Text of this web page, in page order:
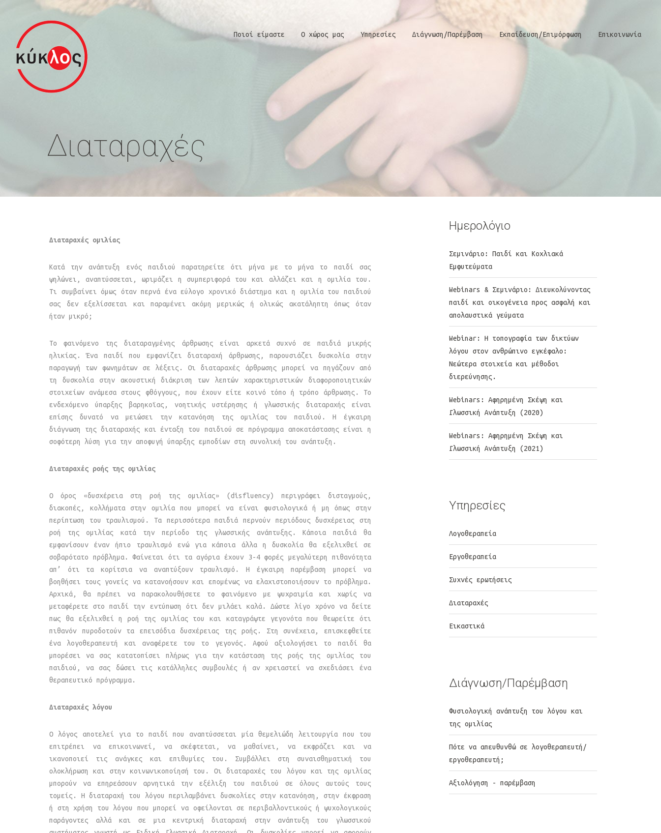
Ποιοί είμαστε Ο χώρος μας Υπηρεσίες Διάγνωση/Παρέμβαση Εκπαίδευση/Επιμόρφωση Επικοινωνία
Διαταραχές
Διαταραχές ομιλίας
Κατά την ανάπτυξη ενός παιδιού παρατηρείτε ότι μήνα με το μήνα το παιδί σας
ψηλώνει, αναπτύσσεται, ωριμάζει η συμπεριφορά του και αλλάζει και η ομιλία του.
Τι συμβαίνει όμως όταν περνά ένα εύλογο χρονικό διάστημα και η ομιλία του παιδιού
σας δεν εξελίσσεται και παραμένει ακόμη μερικώς ή ολικώς ακατάληπτη όπως όταν
ήταν μικρό;
Το φαινόμενο της διαταραγμένης άρθρωσης είναι αρκετά συχνό σε παιδιά μικρής
ηλικίας. Ένα παιδί που εμφανίζει διαταραχή άρθρωσης, παρουσιάζει δυσκολία στην
παραγωγή των φωνημάτων σε λέξεις. Οι διαταραχές άρθρωσης μπορεί να πηγάζουν από
τη δυσκολία στην ακουστική διάκριση των λεπτών χαρακτηριστικών διαφοροποιητικών
στοιχείων ανάμεσα στους φθόγγους, που έχουν είτε κοινό τόπο ή τρόπο άρθρωσης. Το
ενδεχόμενο ύπαρξης βαρηκοΐας, νοητικής υστέρησης ή γλωσσικής διαταραχής είναι
επίσης δυνατό να μειώσει την κατανόηση της ομιλίας του παιδιού. Η έγκαιρη
διάγνωση της διαταραχής και ένταξη του παιδιού σε πρόγραμμα αποκατάστασης είναι η
σοφότερη λύση για την αποφυγή ύπαρξης εμποδίων στη συνολική του ανάπτυξη.
Διαταραχές ροής της ομιλίας
Ο όρος «δυσχέρεια στη ροή της ομιλίας» (disfluency) περιγράφει δισταγμούς,
διακοπές, κολλήματα στην ομιλία που μπορεί να είναι φυσιολογικά ή μη όπως στην
περίπτωση του τραυλισμού. Τα περισσότερα παιδιά περνούν περιόδους δυσχέρειας στη
ροή της ομιλίας κατά την περίοδο της γλωσσικής ανάπτυξης. Κάποια παιδιά θα
εμφανίσουν έναν ήπιο τραυλισμό ενώ για κάποια άλλα η δυσκολία θα εξελιχθεί σε
σοβαρότατο πρόβλημα. Φαίνεται ότι τα αγόρια έχουν 3-4 φορές μεγαλύτερη πιθανότητα
απ’ ότι τα κορίτσια να αναπτύξουν τραυλισμό. Η έγκαιρη παρέμβαση μπορεί να
βοηθήσει τους γονείς να κατανοήσουν και επομένως να ελαχιστοποιήσουν το πρόβλημα.
Αρχικά, θα πρέπει να παρακολουθήσετε το φαινόμενο με ψυχραιμία και χωρίς να
μεταφέρετε στο παιδί την εντύπωση ότι δεν μιλάει καλά. Δώστε λίγο χρόνο να δείτε
πως θα εξελιχθεί η ροή της ομιλίας του και καταγράψτε γεγονότα που θεωρείτε ότι
πιθανόν πυροδοτούν τα επεισόδια δυσχέρειας της ροής. Στη συνέχεια, επισκεφθείτε
ένα λογοθεραπευτή και αναφέρετε του το γεγονός. Αφού αξιολογήσει το παιδί θα
μπορέσει να σας κατατοπίσει πλήρως για την κατάσταση της ροής της ομιλίας του
παιδιού, να σας δώσει τις κατάλληλες συμβουλές ή αν χρειαστεί να σχεδιάσει ένα
θεραπευτικό πρόγραμμα.
Διαταραχές λόγου
Ο λόγος αποτελεί για το παιδί που αναπτύσσεται μία θεμελιώδη λειτουργία που του
επιτρέπει να επικοινωνεί, να σκέφτεται, να μαθαίνει, να εκφράζει και να
ικανοποιεί τις ανάγκες και επιθυμίες του. Συμβάλλει στη συναισθηματική του
ολοκλήρωση και στην κοινωνικοποίησή του. Οι διαταραχές του λόγου και της ομιλίας
μπορούν να επηρεάσουν αρνητικά την εξέλιξη του παιδιού σε όλους αυτούς τους
τομείς. Η διαταραχή του λόγου περιλαμβάνει δυσκολίες στην κατανόηση, στην έκφραση
ή στη χρήση του λόγου που μπορεί να οφείλονται σε περιβαλλοντικούς ή ψυχολογικούς
παράγοντες αλλά και σε μια κεντρική διαταραχή στην ανάπτυξη του γλωσσικού
Ημερολόγιο
Σεμινάριο: Παιδί και Κοχλιακά
Εμφυτεύματα
Webinars & Σεμινάριο: Διευκολύνοντας
παιδί και οικογένεια προς ασφαλή και
απολαυστικά γεύματα
Webinar: Η τοπογραφία των δικτύων
λόγου στον ανθρώπινο εγκέφαλο:
Νεώτερα στοιχεία και μέθοδοι
διερεύνησης.
Webinars: Αφηρημένη Σκέψη και
Γλωσσική Ανάπτυξη (2020)
Webinars: Αφηρημένη Σκέψη και
Γλωσσική Ανάπτυξη (2021)
Υπηρεσίες
Λογοθεραπεία
Εργοθεραπεία
Συχνές ερωτήσεις
Διαταραχές
Εικαστικά
Διάγνωση/Παρέμβαση
Φυσιολογική ανάπτυξη του λόγου και
της ομιλίας
Πότε να απευθυνθώ σε λογοθεραπευτή/
εργοθεραπευτή;
Αξιολόγηση - παρέμβαση